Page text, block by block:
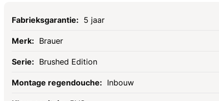
Specificaties
5 jaar
Brauer
Brushed Edition
Inbouw